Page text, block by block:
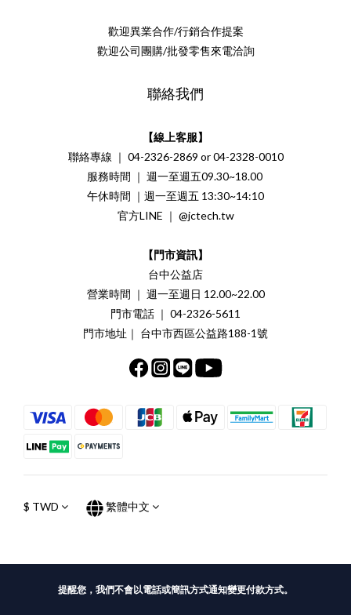
歡迎異業合作/行銷合作提案
歡迎公司團購/批發零售來電洽詢
聯絡我們
【線上客服】
聯絡專線 ｜ 04-2326-2869 or 04-2328-0010
服務時間 ｜ 週一至週五09.30~18.00
午休時間 ｜週一至週五 13:30~14:10
官方LINE ｜ @jctech.tw
【門市資訊】
台中公益店
營業時間 ｜ 週一至週日 12.00~22.00
門市電話 ｜ 04-2326-5611
門市地址｜ 台中市西區公益路188-1號
$ TWD 繁體中文
提醒您，我們不會以電話或簡訊方式通知變更付款方式。